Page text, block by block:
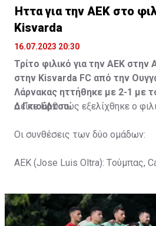
Ήττα για την ΑΕΚ στο
Kisvarda
16.07.2023 20:30
Τρίτο φιλικό για την ΑΕΚ στην
στην Kisvarda FC από την
Λάρνακας ηττήθηκε με 2-1 με
ο Γκιούρτσο.
ΔείτεΕΔΩπώς εξελίχθηκε ο
Οι συνθέσεις των δύο ομάδων:
ΑΕΚ (Jose Luis Oltra): Tούμπας,
Gyurcso), Κaptoum (46' Καψής
Tomovic), Aνδρέου (65' Angel) ,
Τζιωρτζής (65' Faraj),